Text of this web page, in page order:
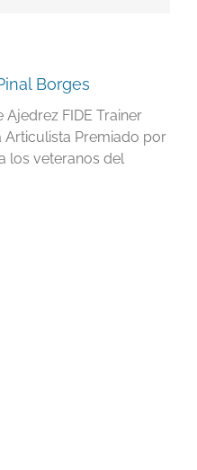
Borges
FIDE Trainer
Articulista Premiado por
los veteranos del